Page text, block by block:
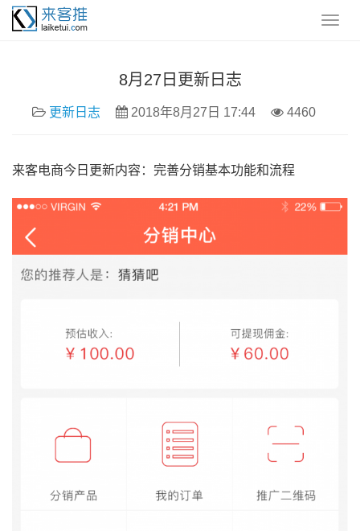
8月27日更新日志
更新日志 2018年8月27日 17:44 4460
来客电商今日更新内容：完善分销基本功能和流程